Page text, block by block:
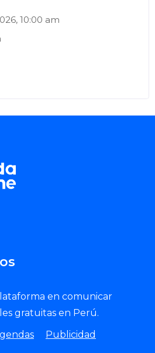
, 10:00 am
en comunicar
gratuitas en Perú.
Publicidad